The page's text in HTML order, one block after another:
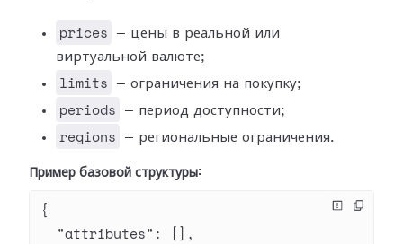
prices
— цены в реальной или
виртуальной валюте;
limits — ограничения на покупку;
periods — период доступности;
regions — региональные ограничения.
Пример базовой структуры:
{
  "attributes"
: [],